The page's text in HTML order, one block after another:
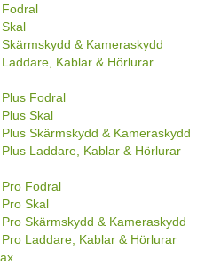
& Kameraskydd
Kablar & Hörlurar
Fodral
Skal
Skärmskydd & Kameraskydd
Laddare, Kablar & Hörlurar
Fodral
Skal
Skärmskydd & Kameraskydd
Laddare, Kablar & Hörlurar